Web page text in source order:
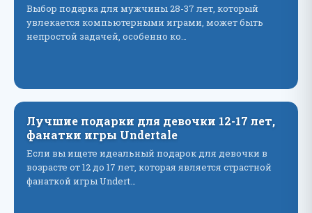
Выбор подарка для мужчины 28-37 лет, который
увлекается компьютерными играми, может быть
непростой задачей, особенно ко…
Лучшие подарки для девочки 12-17 лет,
фанатки игры Undertale
Если вы ищете идеальный подарок для девочки в
возрасте от 12 до 17 лет, которая является страстной
фанаткой игры Undert…